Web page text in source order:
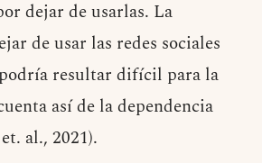
dejar de usarlas. La
de usar las redes sociales
resultar difícil para la
así de la dependencia
al., 2021).